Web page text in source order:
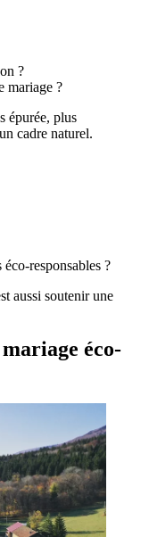
?
mariage ?
épurée, plus
cadre naturel.
responsables ?
aussi soutenir une
éco-